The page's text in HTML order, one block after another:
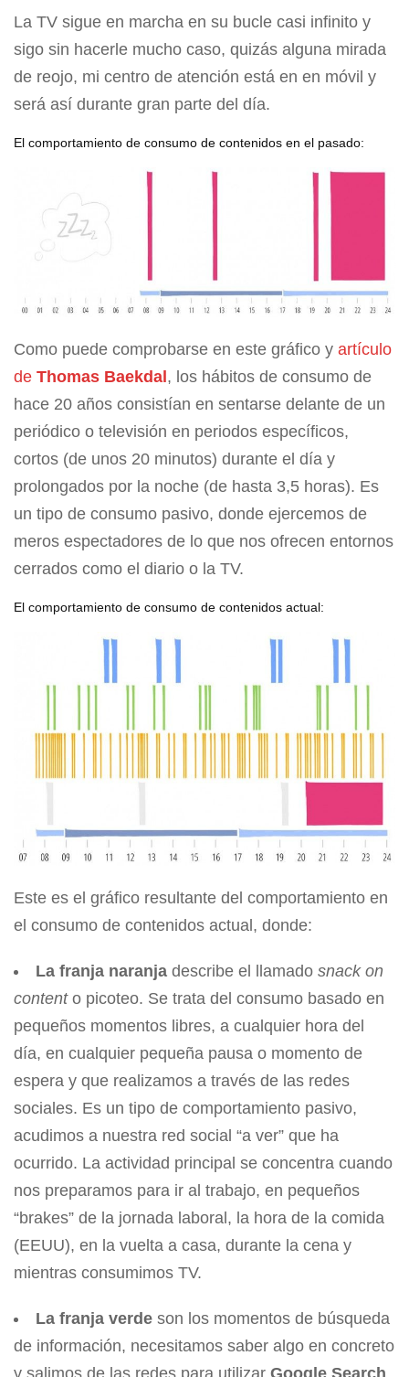
La TV sigue en marcha en su bucle casi infinito y
sigo sin hacerle mucho caso, quizás alguna mirada
de reojo, mi centro de atención está en en móvil y
será así durante gran parte del día.
El comportamiento de consumo de contenidos en el pasado:
Como puede comprobarse en este gráfico y artículo
de Thomas Baekdal , los hábitos de consumo de
hace 20 años consistían en sentarse delante de un
periódico o televisión en periodos específicos,
cortos (de unos 20 minutos) durante el día y
prolongados por la noche (de hasta 3,5 horas). Es
un tipo de consumo pasivo, donde ejercemos de
meros espectadores de lo que nos ofrecen entornos
cerrados como el diario o la TV.
El comportamiento de consumo de contenidos actual:
Este es el gráfico resultante del comportamiento en
el consumo de contenidos actual, donde:
La franja naranja describe el llamado snack on
contento picoteo. Se trata del consumo basado en
pequeños momentos libres, a cualquier hora del
día, en cualquier pequeña pausa o momento de
espera y que realizamos a través de las redes
sociales. Es un tipo de comportamiento pasivo,
acudimos a nuestra red social “a ver” que ha
ocurrido. La actividad principal se concentra cuando
nos preparamos para ir al trabajo, en pequeños
“brakes” de la jornada laboral, la hora de la comida
(EEUU), en la vuelta a casa, durante la cena y
mientras consumimos TV.
La franja verde son los momentos de búsqueda
de información, necesitamos saber algo en concreto
y salimos de las redes para utilizar Google Search